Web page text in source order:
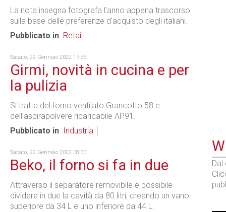
La nota insegna fotografa l'anno appena trascorso
sulla base delle preferenze d'acquisto degli italiani.
Pubblicato in Retail
Sabato, 29 Gennaio 2022 17:35
Girmi, novità in cucina e per
la pulizia
Si tratta del forno ventilato Grancotto 58 e
dell’aspirapolvere ricaricabile AP91.
Pubblicato in
Industria
Sabato, 22 Gennaio 2022 08:30
Beko, il forno si fa in due
Attraverso il separatore removibile è possibile
dividere in due la cavità da 80 litri, creando un vano
superiore da 34 L e uno inferiore da 44 L.